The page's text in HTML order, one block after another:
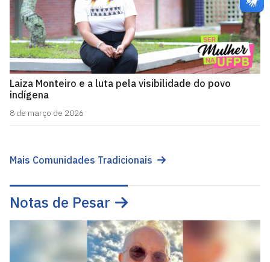
Laiza Monteiro e a luta pela visibilidade do povo
indígena
8 de março de 2026
Mais Comunidades Tradicionais
Notas de Pesar